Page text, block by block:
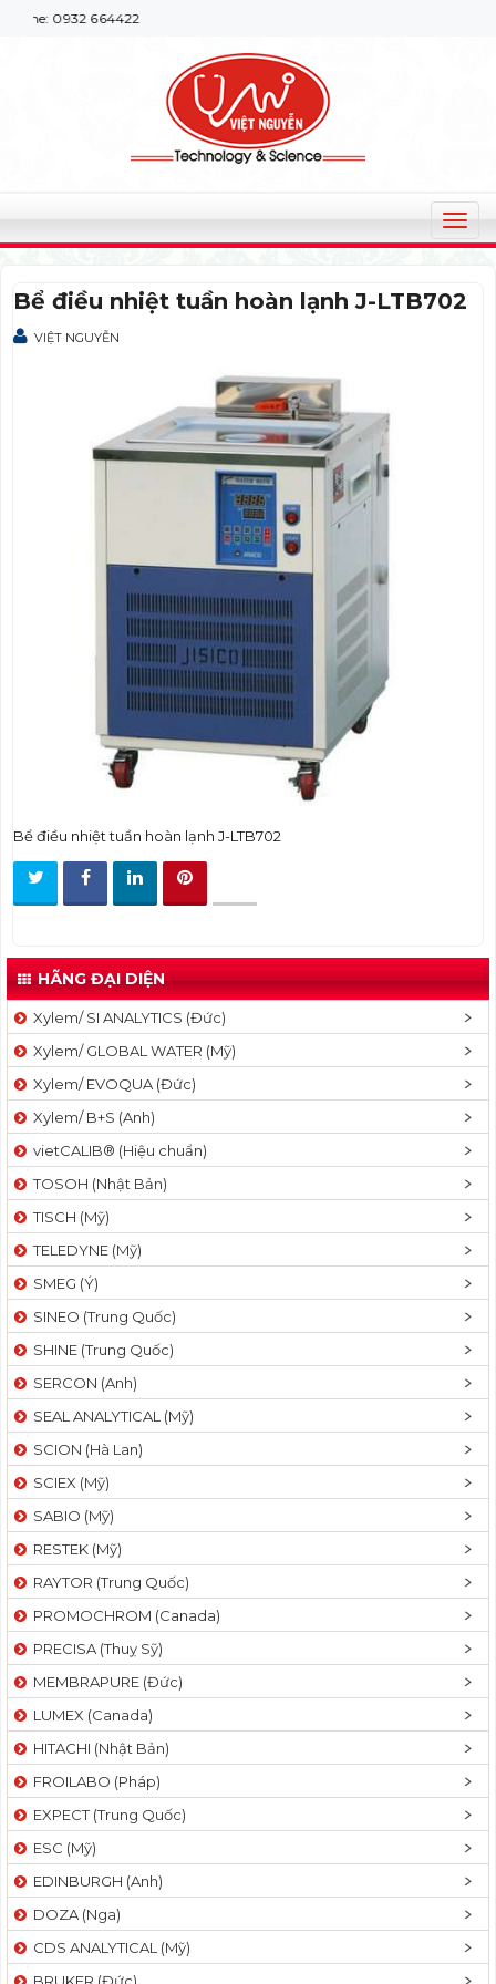
0932 664422
T
o
g
Bể điều nhiệt tuần hoàn lạnh J-LTB702
VIỆT NGUYỄN
Bể điều nhiệt tuần hoàn lạnh J-LTB702
HÃNG ĐẠI DIỆN
Xylem/ SI ANALYTICS (Đức)
Xylem/ GLOBAL WATER (Mỹ)
Xylem/ EVOQUA (Đức)
Xylem/ B+S (Anh)
vietCALIB® (Hiệu chuẩn)
TOSOH (Nhật Bản)
TISCH (Mỹ)
TELEDYNE (Mỹ)
SMEG (Ý)
SINEO (Trung Quốc)
SHINE (Trung Quốc)
SERCON (Anh)
SEAL ANALYTICAL (Mỹ)
SCION (Hà Lan)
SCIEX (Mỹ)
SABIO (Mỹ)
RESTEK (Mỹ)
RAYTOR (Trung Quốc)
PROMOCHROM (Canada)
PRECISA (Thuỵ Sỹ)
MEMBRAPURE (Đức)
LUMEX (Canada)
HITACHI (Nhật Bản)
FROILABO (Pháp)
EXPECT (Trung Quốc)
ESC (Mỹ)
EDINBURGH (Anh)
DOZA (Nga)
CDS ANALYTICAL (Mỹ)
BRUKER (Đức)